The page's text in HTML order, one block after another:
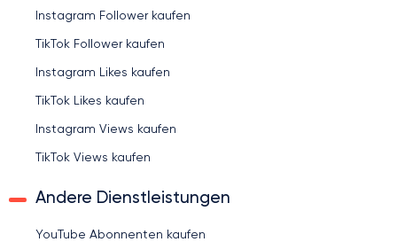
Instagram Follower kaufen
TikTok Follower kaufen
Instagram Likes kaufen
TikTok Likes kaufen
Instagram Views kaufen
TikTok Views kaufen
Andere Dienstleistungen
YouTube Abonnenten kaufen